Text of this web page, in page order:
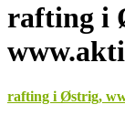
rafting i
rafting i Østrig,